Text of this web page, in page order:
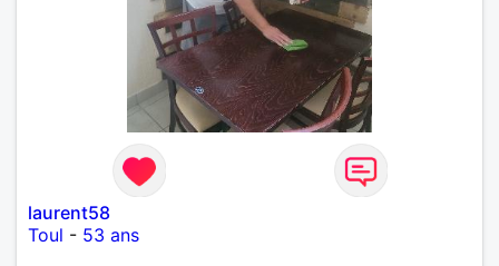
laurent58
Toul - 53 ans